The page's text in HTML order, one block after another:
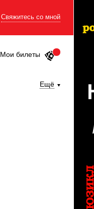
Свяжитесь со мной
Мои билеты
Ещё